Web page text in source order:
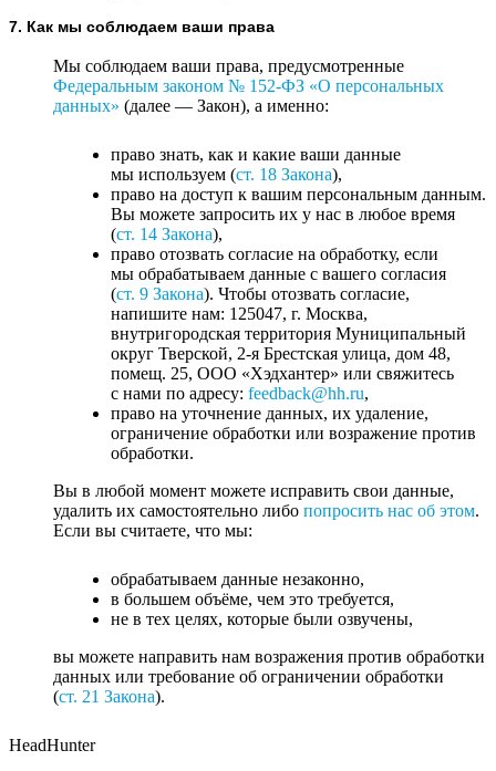
7. Как мы соблюдаем ваши права
Мы соблюдаем ваши права, предусмотренные
Федеральным законом № 152-ФЗ «О персональных
данных» (далее — Закон), а именно:
право знать, как и какие ваши данные
мы используем (ст. 18 Закона),
право на доступ к вашим персональным данным.
Вы можете запросить их у нас в любое время
(ст. 14 Закона),
право отозвать согласие на обработку, если
мы обрабатываем данные с вашего согласия
(ст. 9 Закона). Чтобы отозвать согласие,
напишите нам: 125047, г. Москва,
внутригородская территория Муниципальный
округ Тверской, 2-я Брестская улица, дом 48,
помещ. 25, ООО «Хэдхантер» или свяжитесь
с нами по адресу: feedback@hh.ru,
право на уточнение данных, их удаление,
ограничение обработки или возражение против
обработки.
Вы в любой момент можете исправить свои данные,
удалить их самостоятельно либо попросить нас об этом.
Если вы считаете, что мы:
обрабатываем данные незаконно,
в большем объёме, чем это требуется,
не в тех целях, которые были озвучены,
вы можете направить нам возражения против обработки
данных или требование об ограничении обработки
(ст. 21 Закона).
HeadHunter